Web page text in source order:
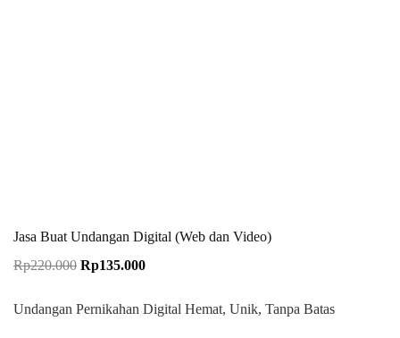
Jasa Buat Undangan Digital (Web dan Video)
Rp220.000 Rp135.000
Undangan Pernikahan Digital Hemat, Unik, Tanpa Batas